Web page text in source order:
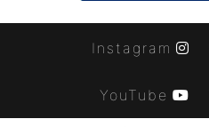
Instagram
YouTube